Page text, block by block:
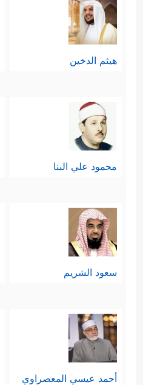
هيثم الدخين
محمود علي البنا
سعود الشريم
أحمد عيسي المعصراوي